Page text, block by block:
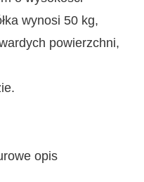
wynosi 50 kg,
powierzchni,